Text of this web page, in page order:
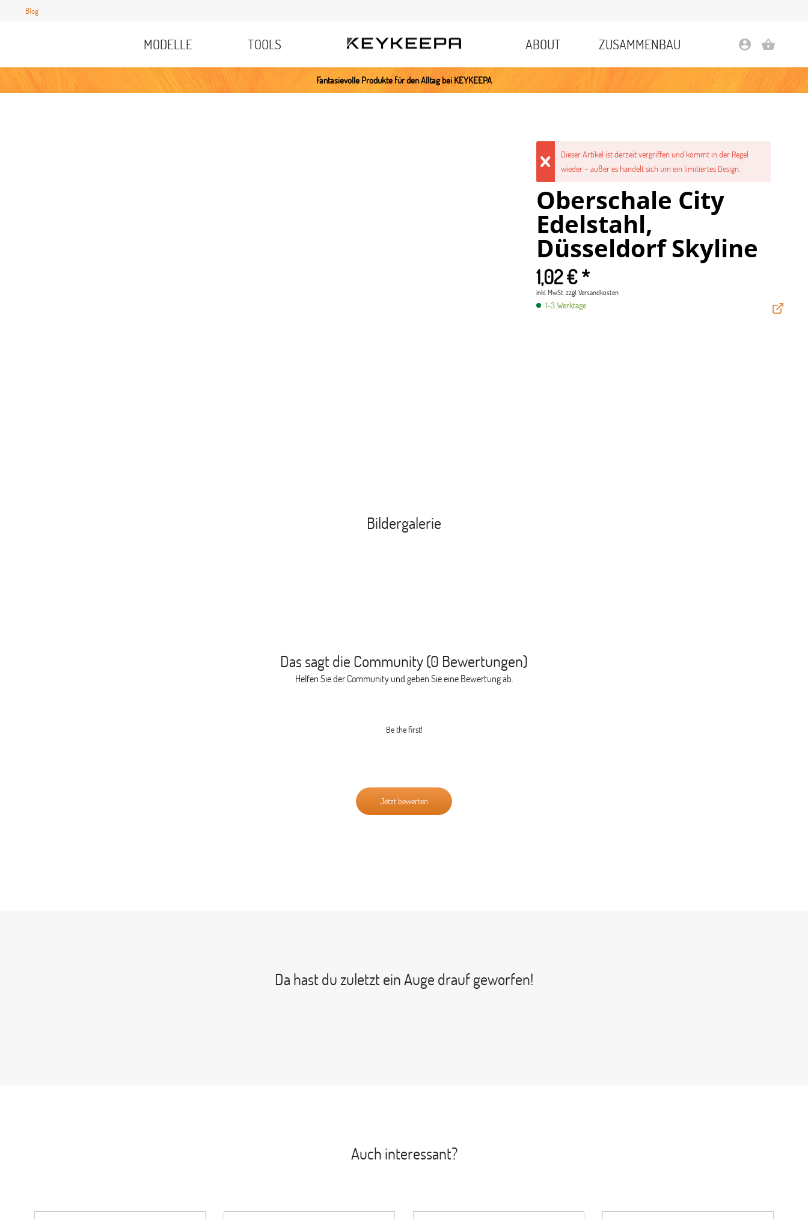
Blog
MODELLE TOOLS ABOUT ZUSAMMENBAU account_circle shopping_basket
Fantasievolle Produkte für den Alltag bei KEYKEEPA
Dieser Artikel ist derzeit vergriffen und kommt in der Regel
wieder – außer es handelt sich um ein limitiertes Design.
Oberschale City
Edelstahl,
Düsseldorf Skyline
1,02 € *
inkl. MwSt.zzgl. Versandkosten
1-3 Werktage
Bildergalerie
Das sagt die Community (0 Bewertungen)
Helfen Sie der Community und geben Sie eine Bewertung ab.
Be the first!
Jetzt bewerten
Da hast du zuletzt ein Auge drauf geworfen!
Auch interessant?